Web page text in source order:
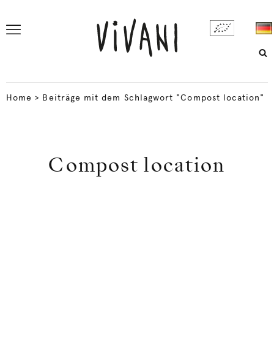
Home > Beiträge mit dem Schlagwort "Compost location"
Compost location